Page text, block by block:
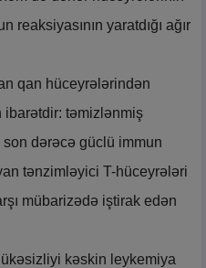
reaksiyasının yaratdığı ağır
qan hüceyrələrindən
ibarətdir: təmizlənmiş
dərəcə güclü immun
tənzimləyici T-hüceyrələri
mübarizədə iştirak edən
kəskin leykemiya